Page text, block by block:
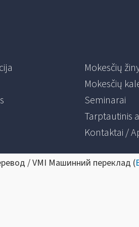
Mokesčių
Mokesčių
Seminarai
Tarptautinis
Kontaktai /
/ VMI Машинний переклад (